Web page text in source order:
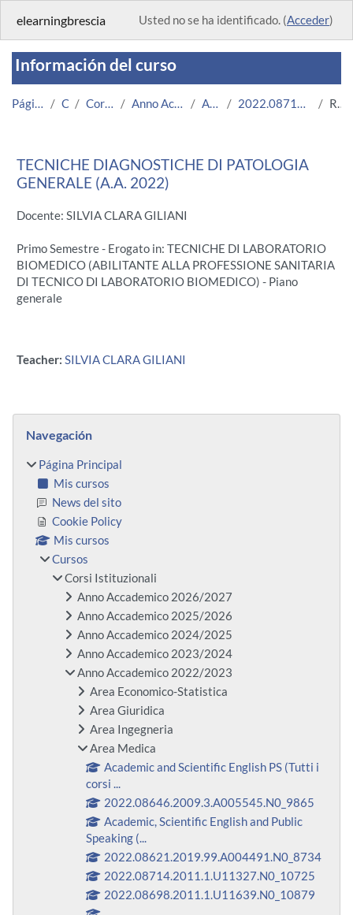
elearningbrescia Usted no se ha identificado. (Acceder)
Información del curso
Página Principal Cursos Corsi Istituzionali Anno Accademico 2022/2023 Area Medica 2022.08716.2011.3.A002862.N0_8639 Resumen
TECNICHE DIAGNOSTICHE DI PATOLOGIA
GENERALE (A.A. 2022)
Docente: SILVIA CLARA GILIANI
Primo Semestre - Erogato in: TECNICHE DI LABORATORIO
BIOMEDICO (ABILITANTE ALLA PROFESSIONE SANITARIA
DI TECNICO DI LABORATORIO BIOMEDICO) - Piano
generale
Teacher: SILVIA CLARA GILIANI
Bloques
Navegación
Página Principal
Mis cursos
News del sito
Cookie Policy
Mis cursos
Cursos
Corsi Istituzionali
Anno Accademico 2026/2027
Anno Accademico 2025/2026
Anno Accademico 2024/2025
Anno Accademico 2023/2024
Anno Accademico 2022/2023
Area Economico-Statistica
Area Giuridica
Area Ingegneria
Area Medica
Academic and Scientific English PS (Tutti i
corsi ...
2022.08646.2009.3.A005545.N0_9865
Academic, Scientific English and Public
Speaking (...
2022.08621.2019.99.A004491.N0_8734
2022.08714.2011.1.U11327.N0_10725
2022.08698.2011.1.U11639.N0_10879